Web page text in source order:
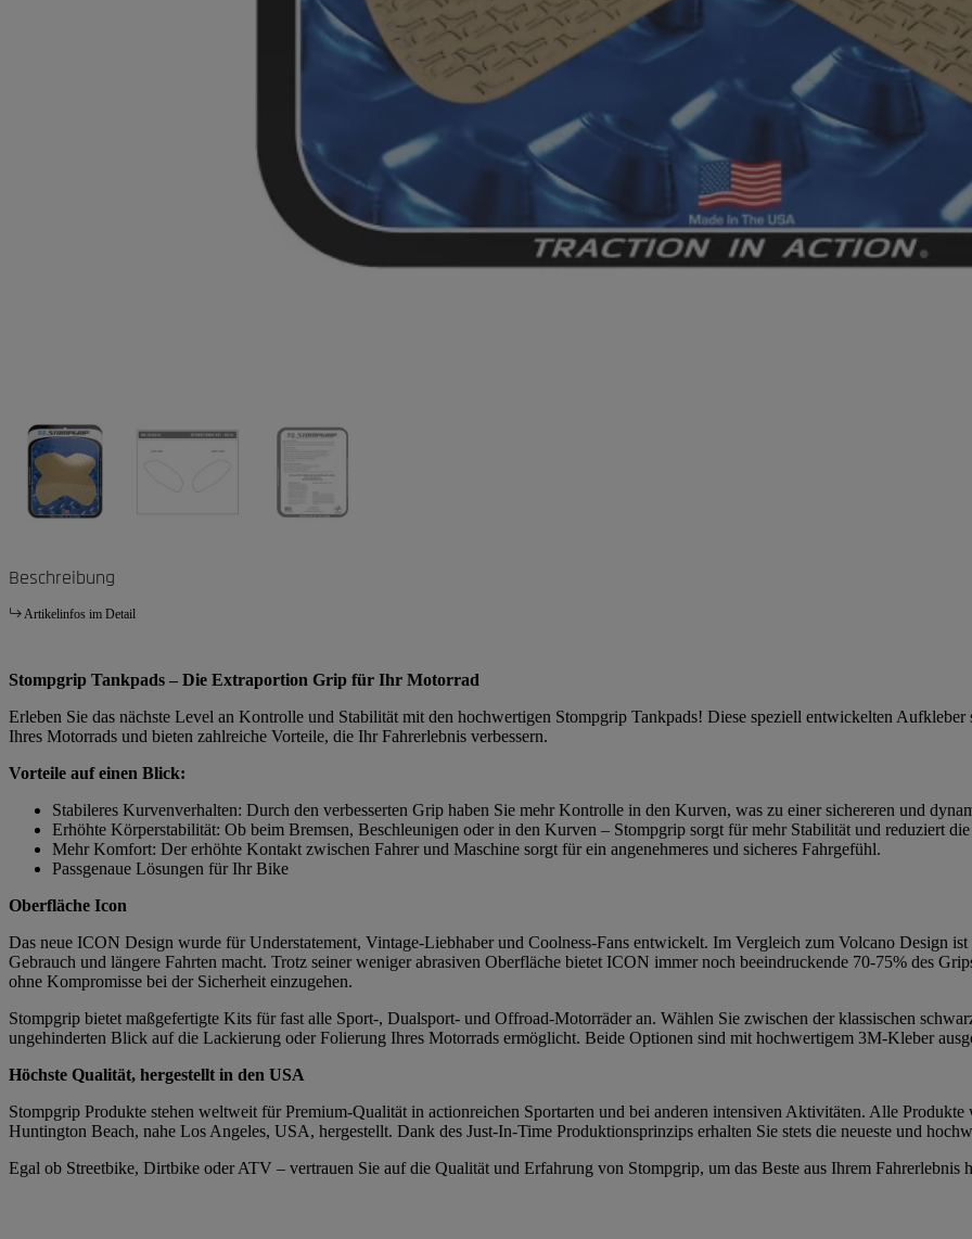
Beschreibung
Artikelinfos im Detail
Stompgrip Tankpads – Die Extraportion Grip für Ihr Motorrad
Erleben Sie das nächste Level an Kontrolle und Stabilität mit den hochwertigen Stompgrip Tankpads! Diese speziell entwickelten
Ihres Motorrads und bieten zahlreiche Vorteile, die Ihr Fahrerlebnis verbessern.
Vorteile auf einen Blick:
Stabileres Kurvenverhalten: Durch den verbesserten Grip haben Sie mehr Kontrolle in den Kurven, was zu einer sichereren und
Erhöhte Körperstabilität: Ob beim Bremsen, Beschleunigen oder in den Kurven – Stompgrip sorgt für mehr Stabilität und reduziert
Mehr Komfort: Der erhöhte Kontakt zwischen Fahrer und Maschine sorgt für ein angenehmeres und sicheres Fahrgefühl.
Passgenaue Lösungen für Ihr Bike
Oberfläche Icon
Das neue ICON Design wurde für Understatement, Vintage-Liebhaber und Coolness-Fans entwickelt. Im Vergleich zum Volcano Design
Gebrauch und längere Fahrten macht. Trotz seiner weniger abrasiven Oberfläche bietet ICON immer noch beeindruckende 70-75% des
ohne Kompromisse bei der Sicherheit einzugehen.
Stompgrip bietet maßgefertigte Kits für fast alle Sport-, Dualsport- und Offroad-Motorräder an. Wählen Sie zwischen der klassischen
ungehinderten Blick auf die Lackierung oder Folierung Ihres Motorrads ermöglicht. Beide Optionen sind mit hochwertigem 3M-Kleber
Höchste Qualität, hergestellt in den USA
Stompgrip Produkte stehen weltweit für Premium-Qualität in actionreichen Sportarten und bei anderen intensiven Aktivitäten. Alle
Huntington Beach, nahe Los Angeles, USA, hergestellt. Dank des Just-In-Time Produktionsprinzips erhalten Sie stets die neueste und
Egal ob Streetbike, Dirtbike oder ATV – vertrauen Sie auf die Qualität und Erfahrung von Stompgrip, um das Beste aus Ihrem Fahrerlebnis